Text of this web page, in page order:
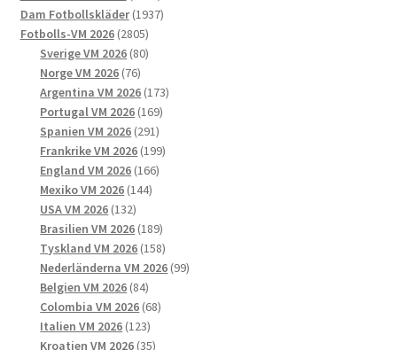
produkter
Dam Fotbollskläder 19371937
Fotbolls-VM 2026 28052805
produkter
Sverige VM 2026 8080
Norge VM 2026 7676
produkter
Argentina VM 2026 173173
Portugal VM 2026 169169
Spanien VM 2026 291291
produkter
Frankrike VM 2026 199199
England VM 2026 166166
Mexiko VM 2026 144144
USA VM 2026 132132
produkter
Brasilien VM 2026 189189
produkter
Tyskland VM 2026 158158
produkter
Nederländerna VM 2026 9999
Belgien VM 2026 8484
produkter
Colombia VM 2026 6868
Italien VM 2026 123123
produkter
Kroatien VM 2026 3535